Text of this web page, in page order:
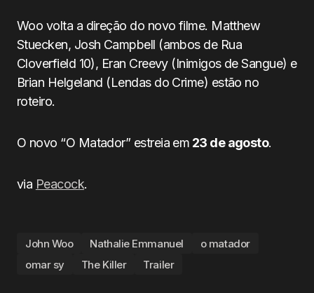
Woo volta a direção do novo filme. Matthew
Stuecken, Josh Campbell (ambos de Rua
Cloverfield 10), Eran Creevy (Inimigos de Sangue) e
Brian Helgeland (Lendas do Crime) estão no
roteiro.
O novo “O Matador” estreia em 23 de agosto.
via Peacock.
John Woo Nathalie Emmanuel
o matador
omar sy
The Killer Trailer